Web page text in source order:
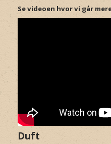
Se videoen hvor vi går
Duft